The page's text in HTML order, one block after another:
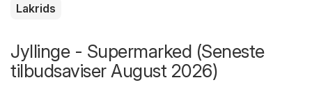
Lakrids
Jyllinge - Supermarked (Seneste
tilbudsaviser August 2026)